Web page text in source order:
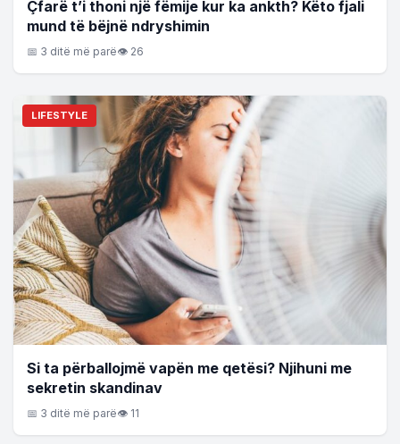
Çfarë t’i thoni një fëmije kur ka ankth? Këto fjali
mund të bëjnë ndryshimin
📅 3 ditë më parë👁 26
LIFESTYLE
Si ta përballojmë vapën me qetësi? Njihuni me
sekretin skandinav
📅 3 ditë më parë👁 11